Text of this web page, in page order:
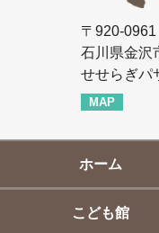
〒920-0961
石川県金沢
せせらぎパ
MAP
ホーム
こども館